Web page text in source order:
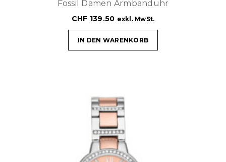
Fossil Damen Armbanduhr
CHF 139.50 exkl. MwSt.
IN DEN WARENKORB